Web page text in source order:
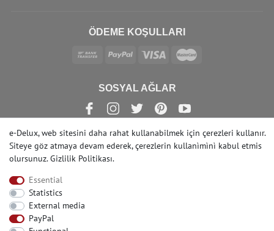
ÖDEME KOŞULLARI
SOSYAL AĞLAR
© Copyright 2022 | e-Delux GmbH
e-Delux, web sitesini daha rahat kullanabilmek için çerezleri kullanır.
Siteye göz atmaya devam ederek, çerezlerin kullanìmìnì kabul etmis
olursunuz.Gizlilik Politikası.
Essential
Statistics
External media
PayPal